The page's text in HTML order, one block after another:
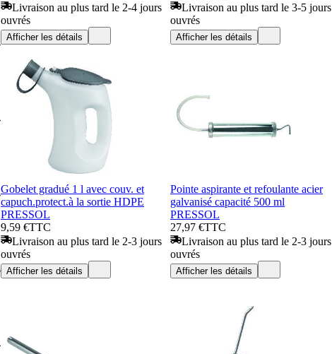
Livraison au plus tard le 2-4 jours
ouvrés
Afficher les détails
Livraison au plus tard le 3-5 jours
ouvrés
Afficher les détails
Gobelet gradué 1 l avec couv. et
capuch.protect.à la sortie HDPE
PRESSOL
9,59 €TTC
Livraison au plus tard le 2-3 jours
ouvrés
Afficher les détails
Pointe aspirante et refoulante acier
galvanisé capacité 500 ml
PRESSOL
27,97 €TTC
Livraison au plus tard le 2-3 jours
ouvrés
Afficher les détails